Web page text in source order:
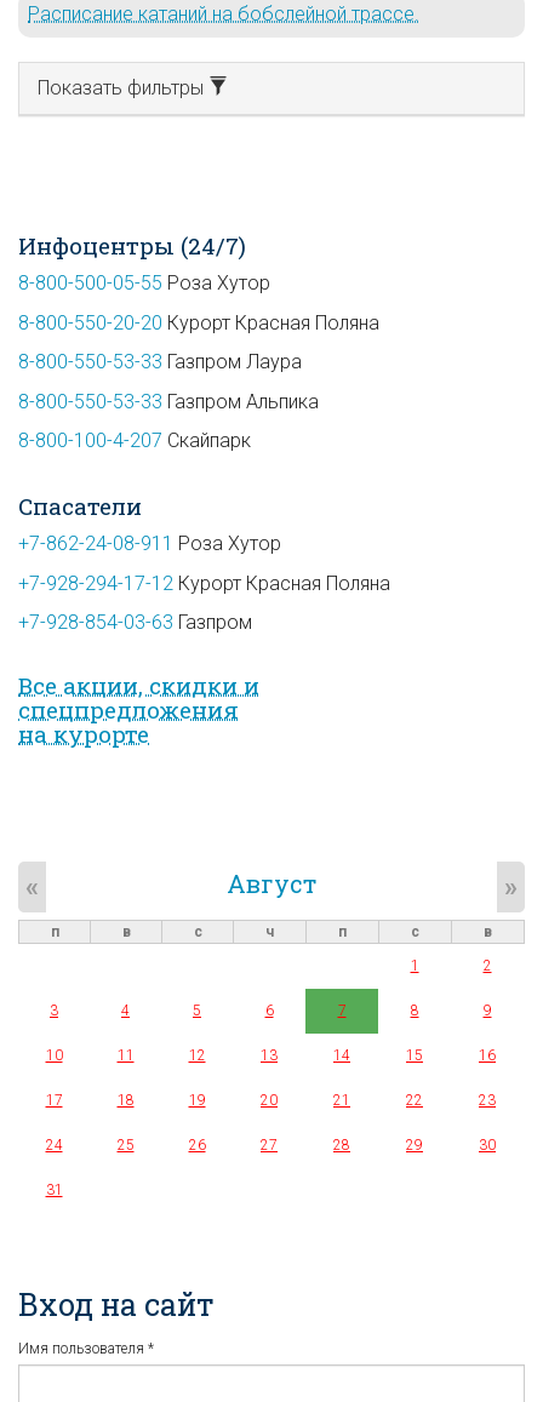
Расписание катаний на бобслейной трассе.
Показать фильтры
Инфоцентры (24/7)
8-800-500-05-55 Роза Хутор
8-800-550-20-20 Курорт Красная Поляна
8-800-550-53-33 Газпром Лаура
8-800-550-53-33 Газпром Альпика
8-800-100-4-207 Скайпарк
Спасатели
+7-862-24-08-911 Роза Хутор
+7-928-294-17-12 Курорт Красная Поляна
+7-928-854-03-63 Газпром
Все акции, скидки и
спец­предложе­ния
на курорте
Август
« »
п в с ч п с
в
1
2
3 4 5 6 7 8 9
10 11 12 13 14 15 16
17 18 19 20 21 22 23
24 25 26 27 28 29 30
31
Вход на сайт
Имя пользователя *